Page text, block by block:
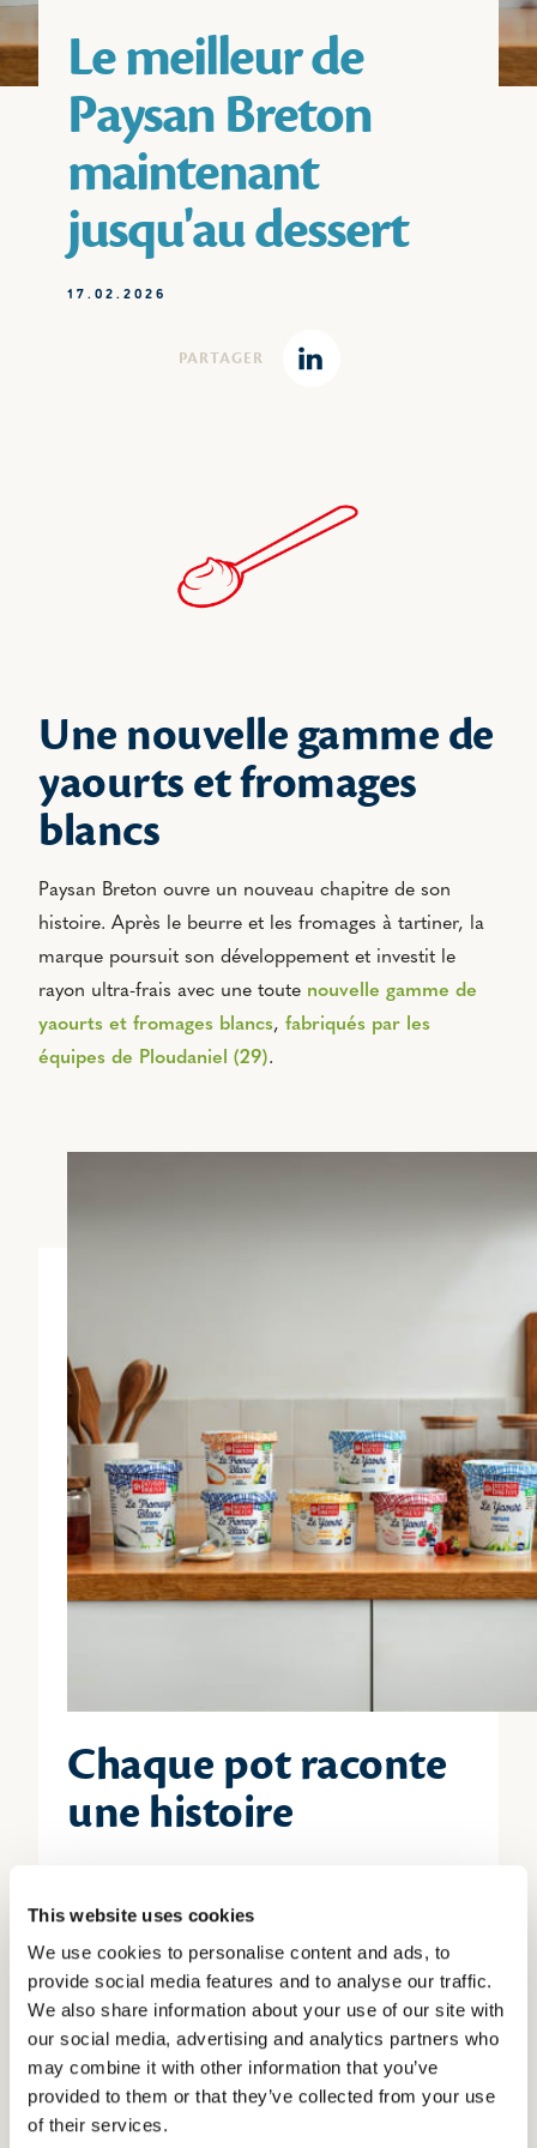
This website uses cookies
We use cookies to personalise content and ads, to
provide social media features and to analyse our traffic.
We also share information about your use of our site with
our social media, advertising and analytics partners who
may combine it with other information that you’ve
provided to them or that they’ve collected from your use
of their services.
Le meilleur de
Paysan Breton
maintenant
jusqu'au dessert
17.02.2026
PARTAGER
Linkedin
Une nouvelle gamme de
yaourts et fromages
blancs
Paysan Breton ouvre un nouveau chapitre de son
histoire. Après le beurre et les fromages à tartiner, la
marque poursuit son développement et investit le
rayon ultra-frais avec une toute nouvelle gamme de
yaourts et fromages blancs, fabriqués par les
équipes de Ploudaniel (29).
Chaque pot raconte
une histoire
valoriser le lait de nos éleveurs tout en
proposant des produits qui incarnent
pleinement nos engagements.
Locaux :du lait breton associé à des fruits
cueillis en France.
Authentiques : des recettes simples, sans
colorant, sans conservateur ni arômes.